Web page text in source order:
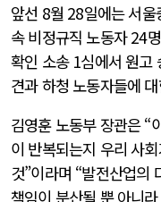
앞선 8월 28일에는 서
속 비정규직 노동자 24
확인 소송 1심에서 원고
견과 하청 노동자들에
김영훈 노동부 장관은 “
이 반복되는지 우리 사
것”이라며 “발전산업의
책임이 분산될 뿐 아니